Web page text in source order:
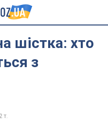
шістка: хто
з
т.